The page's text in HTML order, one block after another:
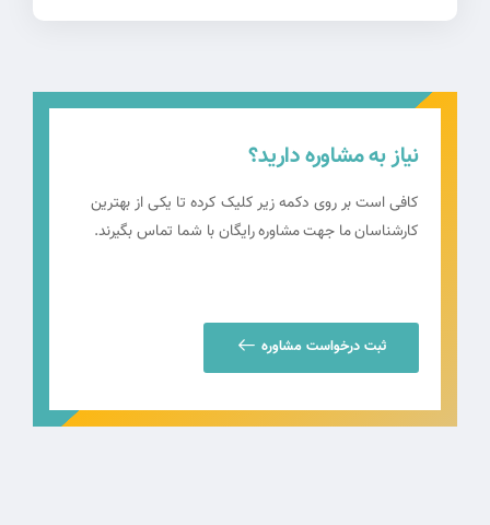
نیاز به مشاوره دارید؟
کافی است بر روی دکمه زیر کلیک کرده تا یکی از بهترین
کارشناسان ما جهت مشاوره رایگان با شما تماس بگیرند.
ثبت درخواست مشاوره